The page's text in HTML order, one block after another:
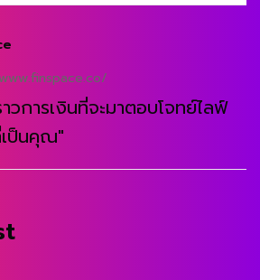
วการเงินที่จะมาตอบโจทย์ไลฟ์
ป็นคุณ"